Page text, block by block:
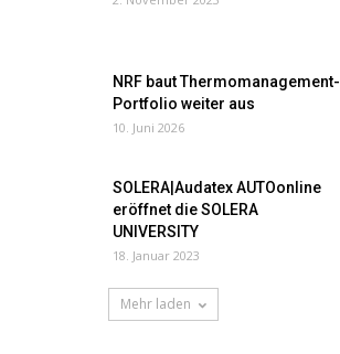
NRF baut Thermomanagement-
Portfolio weiter aus
10. Juni 2026
SOLERA|Audatex AUTOonline
eröffnet die SOLERA
UNIVERSITY
18. Januar 2023
Mehr laden